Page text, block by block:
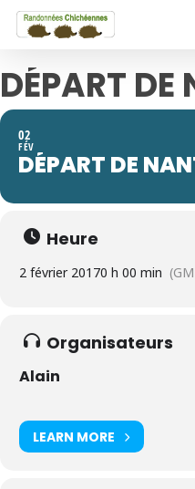
Skip
content
DÉPART DE
02
FÉV
DÉPART DE
Heure
2 février 20170 h 00 min
Organisateurs
Alain
LEARN MORE